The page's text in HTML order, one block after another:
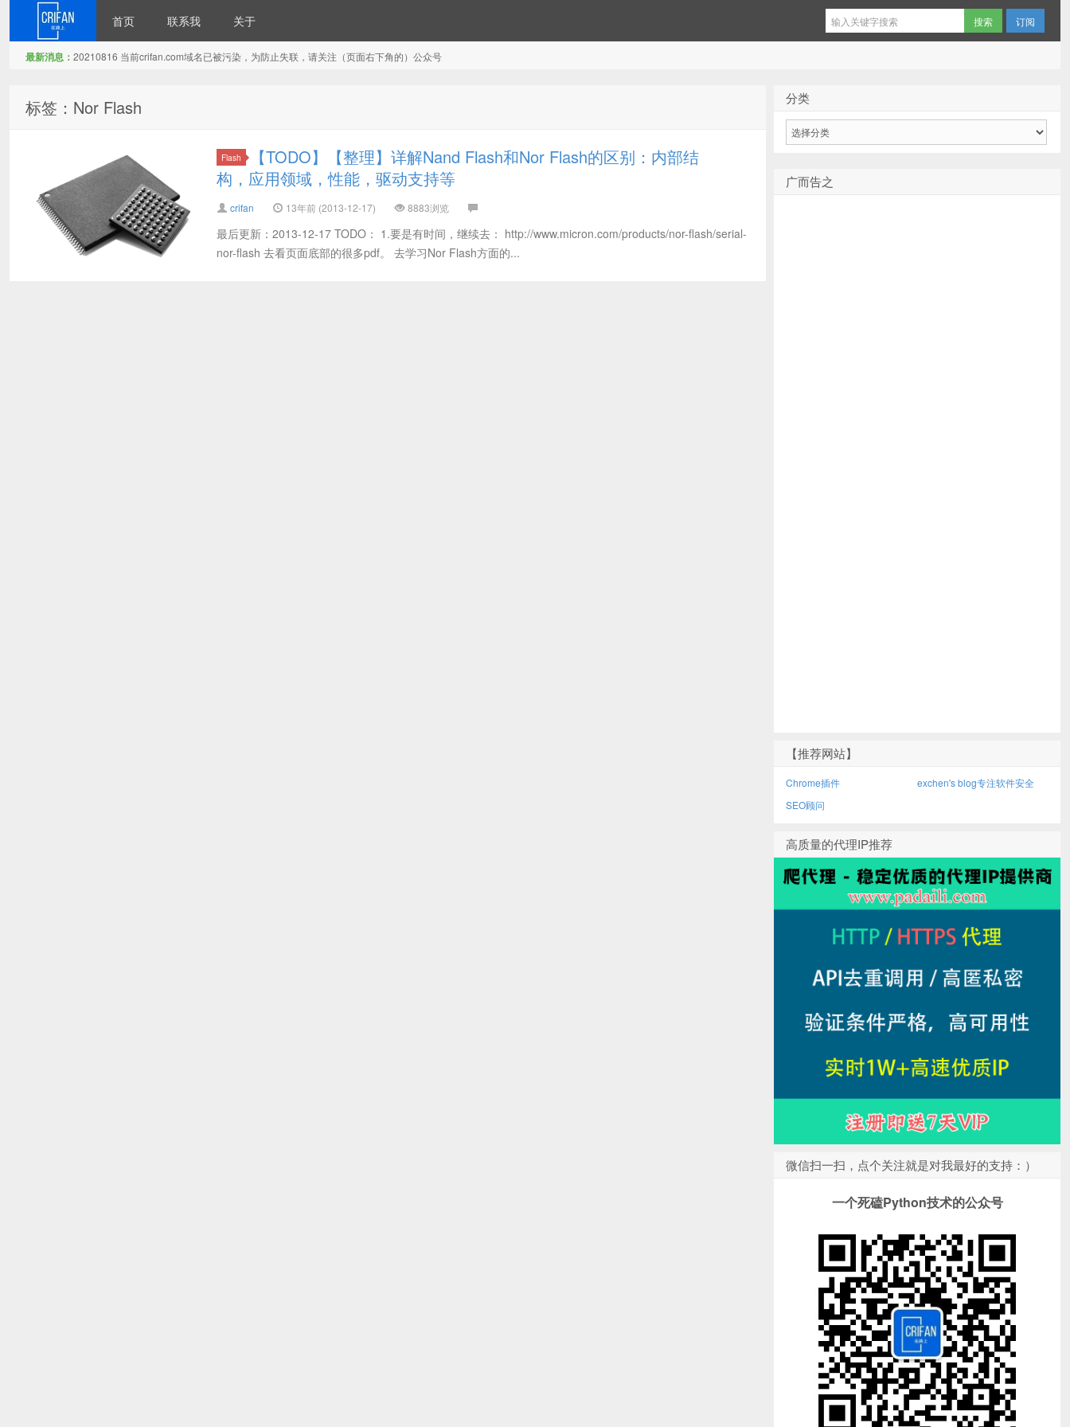
首页 联系我 关于 订阅
最新消息： 20210816 当前crifan.com域名已被污染，为防止失联，请关注（页面右下角的）公众号
标签：Nor Flash
Flash
【TODO】【整理】详解Nand Flash和Nor Flash的区别：内部结
构，应用领域，性能，驱动支持等
crifan 13年前 (2013-12-17) 8883浏览
最后更新：2013-12-17 TODO： 1.要是有时间，继续去： http://www.micron.com/products/nor-flash/serial-
nor-flash 去看页面底部的很多pdf。 去学习Nor Flash方面的...
分类
广而告之
【推荐网站】
Chrome插件
exchen's blog专注软件安全
SEO顾问
高质量的代理IP推荐
微信扫一扫，点个关注就是对我最好的支持：）
一个死磕Python技术的公众号